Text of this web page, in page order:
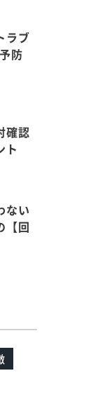
ラブ
防
確認
ト
ない
【回